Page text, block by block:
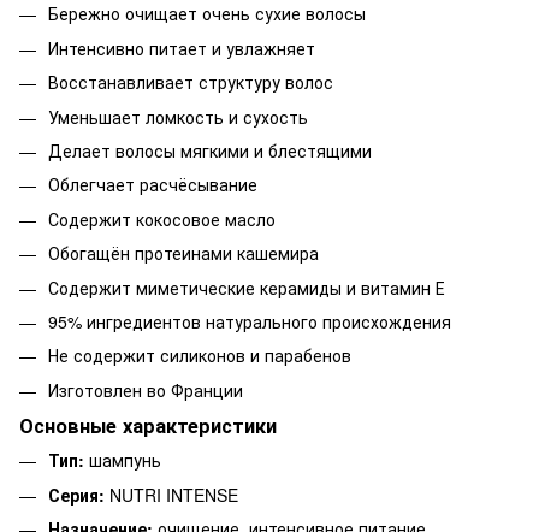
Бережно очищает очень сухие волосы
Интенсивно питает и увлажняет
Восстанавливает структуру волос
Уменьшает ломкость и сухость
Делает волосы мягкими и блестящими
Облегчает расчёсывание
Содержит кокосовое масло
Обогащён протеинами кашемира
Содержит миметические керамиды и витамин Е
95% ингредиентов натурального происхождения
Не содержит силиконов и парабенов
Изготовлен во Франции
Основные характеристики
Тип: шампунь
Серия: NUTRI INTENSE